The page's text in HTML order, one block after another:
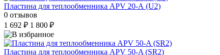
Пластина для теплообменника APV 20-А (U2)
0 отзывов
1 692 ₽ 1 800 ₽
Пластина для теплообменника APV 50-A (SR2)